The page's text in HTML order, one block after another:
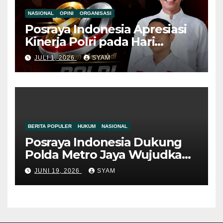
NASIONAL OPINI ORGANISASI
Posraya Indonesia Apresiasi
Kinerja Polri pada Hari
Bhayangkara ke-80, Dorong
Penguatan Sinergitas Demi
JULI 1, 2026 SYAM
BERITA POPULER HUKUM NASIONAL
Posraya Indonesia Dukung
Polda Metro Jaya Wujudkan
Penegakan Hukum yang
JUNI 19, 2026 SYAM